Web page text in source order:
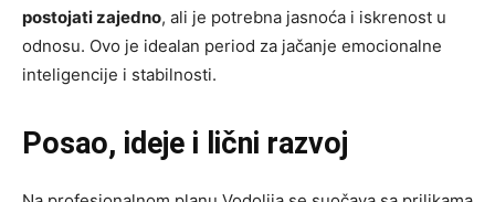
postojati zajedno, ali je potrebna jasnoća i iskrenost u
odnosu. Ovo je idealan period za jačanje emocionalne
inteligencije i stabilnosti.
Posao, ideje i lični razvoj